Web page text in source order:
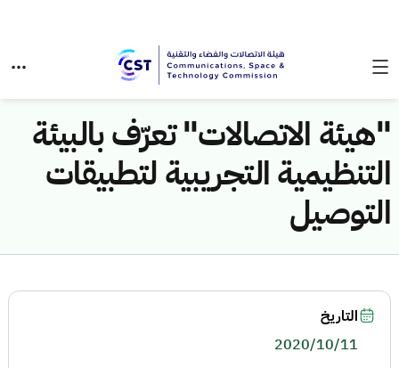
"هيئة الاتصالات" تعرّف بالبيئة
التنظيمية التجريبية لتطبيقات
التوصيل
التاريخ
2020/10/11